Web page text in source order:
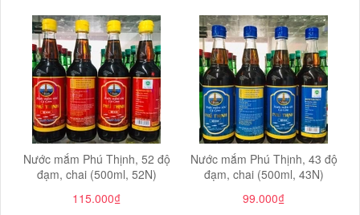
Nước mắm Phú Thịnh, 52 độ
đạm, chai (500ml, 52N)
115.000₫
Nước mắm Phú Thịnh, 43 độ
đạm, chai (500ml, 43N)
99.000₫